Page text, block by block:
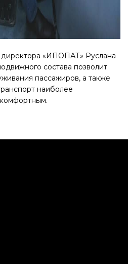
директора «ИПОПАТ» Руслана
состава позволит
пассажиров, а также
наиболее